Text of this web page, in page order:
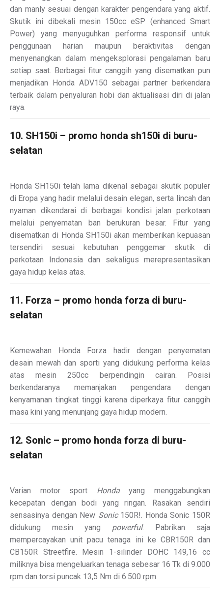
dan manly sesuai dengan karakter pengendara yang aktif.
Skutik ini dibekali mesin 150cc eSP (enhanced Smart
Power) yang menyuguhkan performa responsif untuk
penggunaan harian maupun beraktivitas dengan
menyenangkan dalam mengeksplorasi pengalaman baru
setiap saat. Berbagai fitur canggih yang disematkan pun
menjadikan Honda ADV150 sebagai partner berkendara
terbaik dalam penyaluran hobi dan aktualisasi diri di jalan
raya.
10. SH150i – promo honda sh150i di buru-
selatan
Honda SH150i telah lama dikenal sebagai skutik populer
di Eropa yang hadir melalui desain elegan, serta lincah dan
nyaman dikendarai di berbagai kondisi jalan perkotaan
melalui penyematan ban berukuran besar. Fitur yang
disematkan di Honda SH150i akan memberikan kepuasan
tersendiri sesuai kebutuhan penggemar skutik di
perkotaan Indonesia dan sekaligus merepresentasikan
gaya hidup kelas atas.
11. Forza – promo honda forza di buru-
selatan
Kemewahan Honda Forza hadir dengan penyematan
desain mewah dan sporti yang didukung performa kelas
atas mesin 250cc berpendingin cairan. Posisi
berkendaranya memanjakan pengendara dengan
kenyamanan tingkat tinggi karena diperkaya fitur canggih
masa kini yang menunjang gaya hidup modern.
12. Sonic – promo honda forza di buru-
selatan
Varian motor sport Hondayang menggabungkan
kecepatan dengan bodi yang ringan. Rasakan sendiri
sensasinya dengan New Sonic150R!
. Honda Sonic 150R
didukung mesin yang powerful. Pabrikan saja
mempercayakan unit pacu tenaga ini ke CBR150R dan
CB150R Streetfire. Mesin 1-silinder DOHC 149,16 cc
miliknya bisa mengeluarkan tenaga sebesar 16 Tk di 9.000
rpm dan torsi puncak 13,5 Nm di 6.500 rpm.